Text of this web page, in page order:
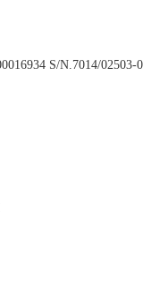
S/N.7014/02503-